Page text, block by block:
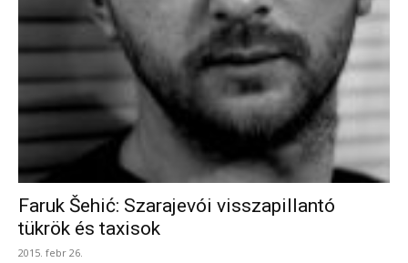
Faruk Šehić: Szarajevói visszapillantó
tükrök és taxisok
2015. febr 26.